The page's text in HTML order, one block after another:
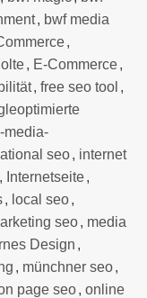
, bwf media
,
, E-Commerce,
, free seo tool ,
media-
seo, internet
, Internetseite,
, local seo,
seo, media
Design ,
, münchner seo,
page seo, online